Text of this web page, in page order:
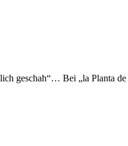
geschah“… Bei „la Planta